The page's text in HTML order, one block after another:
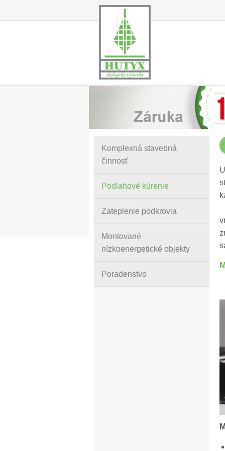
Komplexná stavebná
činnosť
Podlahové kúrenie
Zateplenie podkrovia
Montované
nízkoenergetické objekty
Poradenstvo